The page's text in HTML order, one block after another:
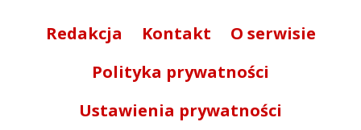
Redakcja Kontakt
O serwisie
Polityka prywatności
Ustawienia prywatności